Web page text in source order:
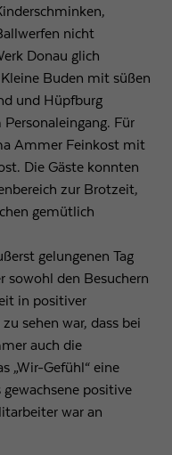
nicht
Donau glich
Buden mit süßen
und Hüpfburg
Für
Ammer Feinkost mit
Die Gäste konnten
zur Brotzeit,
gemütlich
gelungenen Tag
sowohl den Besuchern
in positiver
sehen war, dass bei
auch die
„Wir-Gefühl“ eine
positive
war an